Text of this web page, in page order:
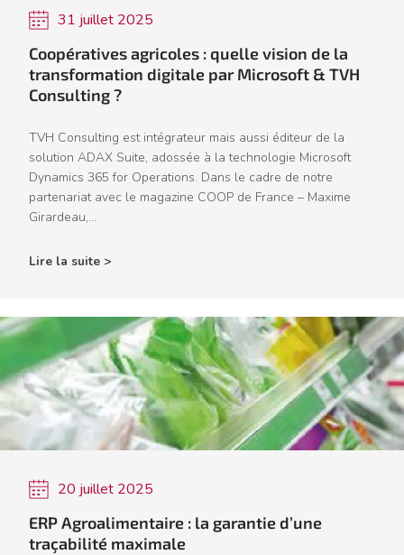
31 juillet 2025
Coopératives agricoles : quelle vision de la
transformation digitale par Microsoft & TVH
Consulting ?
TVH Consulting est intégrateur mais aussi éditeur de la
solution ADAX Suite, adossée à la technologie Microsoft
Dynamics 365 for Operations. Dans le cadre de notre
partenariat avec le magazine COOP de France – Maxime
Girardeau,...
Lire la suite >
20 juillet 2025
ERP Agroalimentaire : la garantie d’une
traçabilité maximale